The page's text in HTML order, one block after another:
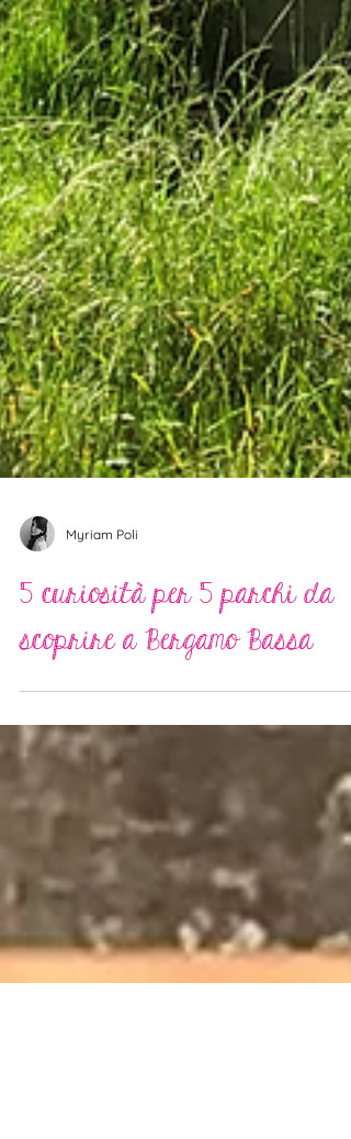
Myriam Poli
5 curiosità per 5 parchi da
scoprire a Bergamo Bassa